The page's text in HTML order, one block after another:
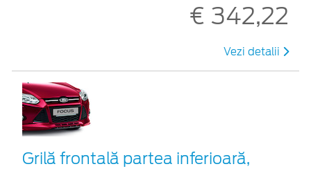
€ 342,22
Vezi detalii
Grilă frontală partea inferioară,